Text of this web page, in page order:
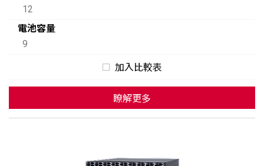
12
電池容量
9
加入比較表
瞭解更多